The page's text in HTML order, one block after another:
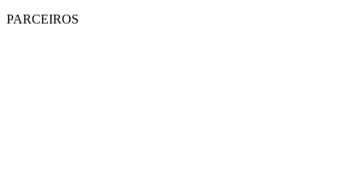
PARCEIROS